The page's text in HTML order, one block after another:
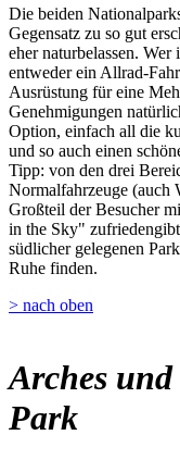
Die beiden
Gegensatz zu so gut
eher naturbelassen.
entweder ein Allrad-
Ausrüstung für eine
Genehmigungen
Option, einfach all die
und so auch einen
Tipp: von den drei
Normalfahrzeuge (auch
Großteil der Besucher
in the Sky"
südlicher gelegenen
Ruhe finden.
> nach oben
Arches
Park